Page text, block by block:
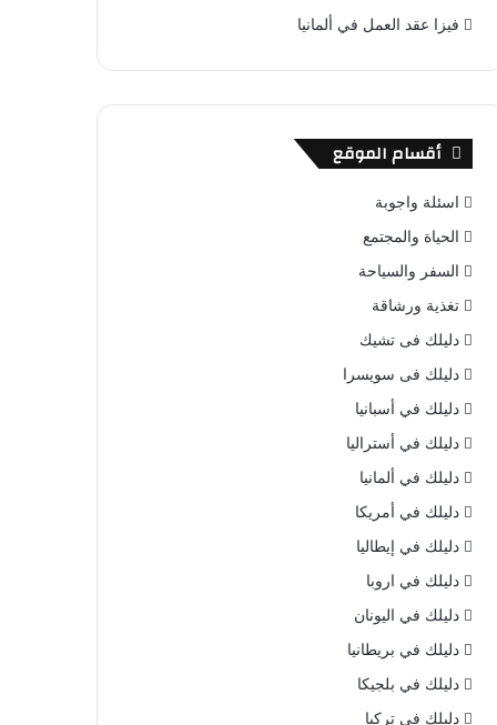
فيزا عقد العمل في ألمانيا
أقسام الموقع
اسئلة واجوبة
الحياة والمجتمع
السفر والسياحة
تغذية ورشاقة
دليلك فى تشيك
دليلك فى سويسرا
دليلك في أسبانيا
دليلك في أستراليا
دليلك في ألمانيا
دليلك في أمريكا
دليلك في إيطاليا
دليلك في اروبا
دليلك في اليونان
دليلك في بريطانيا
دليلك في بلجيكا
دليلك في تركيا